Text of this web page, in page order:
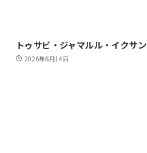
トゥサビ・ジャマルル・イクサン
2026年6月14日